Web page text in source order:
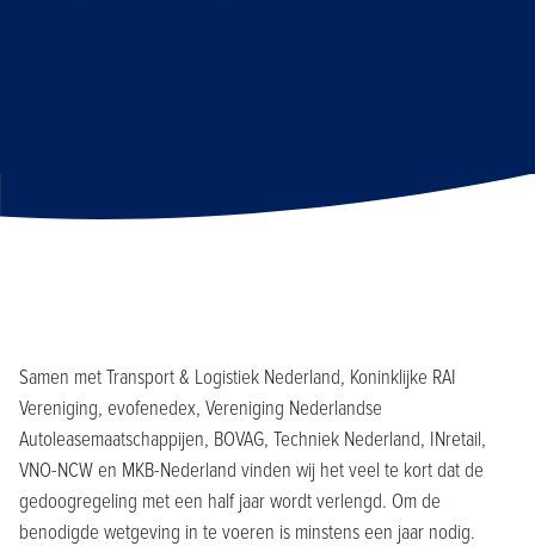
Samen met Transport & Logistiek Nederland, Koninklijke RAI
Vereniging, evofenedex, Vereniging Nederlandse
Autoleasemaatschappijen, BOVAG, Techniek Nederland, INretail,
VNO-NCW en MKB-Nederland vinden wij het veel te kort dat de
gedoogregeling met een half jaar wordt verlengd. Om de
benodigde wetgeving in te voeren is minstens een jaar nodig.